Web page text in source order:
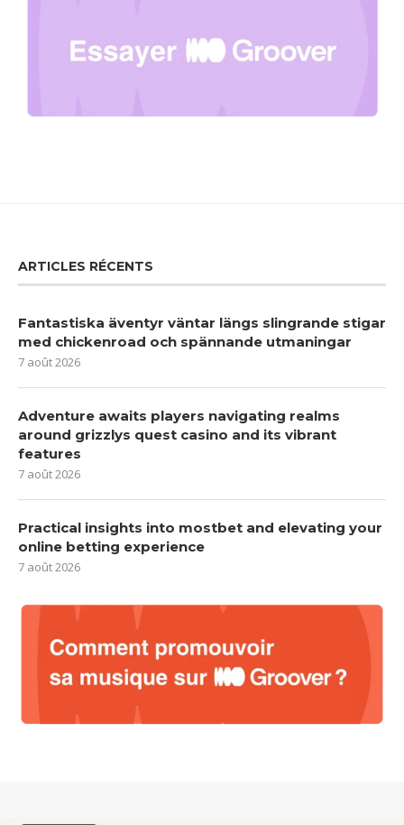
ARTICLES RÉCENTS
Fantastiska äventyr väntar längs slingrande stigar
med chickenroad och spännande utmaningar
7 août 2026
Adventure awaits players navigating realms
around grizzlys quest casino and its vibrant
features
7 août 2026
Practical insights into mostbet and elevating your
online betting experience
7 août 2026